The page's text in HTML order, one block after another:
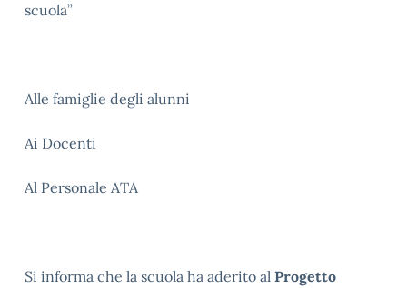
scuola”
Alle famiglie degli alunni
Ai Docenti
Al Personale ATA
Si informa che la scuola ha aderito al Progetto